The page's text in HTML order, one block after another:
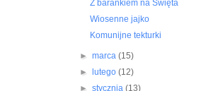
Z barankiem na Święta
Wiosenne jajko
Komunijne tekturki
► marca (15)
►
lutego (12)
► stycznia (13)